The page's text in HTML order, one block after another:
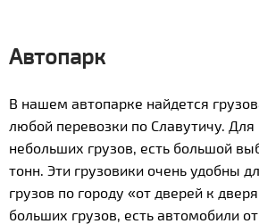
Автопарк
В нашем автопарке найдется
любой перевозки по Славутичу.
небольших грузов, есть большой
тонн. Эти грузовики очень удобны
грузов по городу «от дверей к
больших грузов, есть автомобили